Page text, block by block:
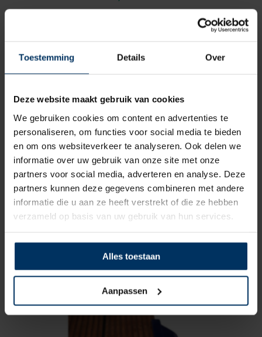
Toestemming Details Over
Deze website maakt gebruik van cookies
We gebruiken cookies om content en advertenties te
personaliseren, om functies voor social media te bieden
en om ons websiteverkeer te analyseren. Ook delen we
informatie over uw gebruik van onze site met onze
partners voor social media, adverteren en analyse. Deze
partners kunnen deze gegevens combineren met andere
informatie die u aan ze heeft verstrekt of die ze hebben
verzameld op basis van uw gebruik van hun services.
Alles toestaan
Aanpassen
Steigerfender recht 60 x 500 mm,
zwart
Artikelnummer: 9059041
€15,70 incl BTW